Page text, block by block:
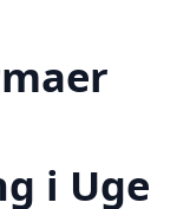
i Uge